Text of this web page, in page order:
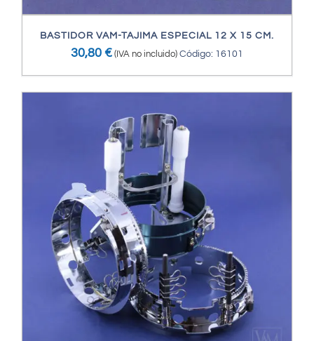
BASTIDOR VAM-TAJIMA ESPECIAL 12 X 15 CM.
30,80 € (IVA no incluido) Código: 16101